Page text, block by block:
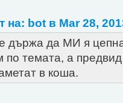
на: bot в Mar 28,
държа да МИ я
по темата, а
в коша.